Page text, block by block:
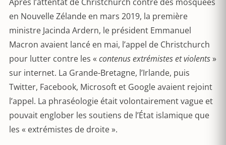
en Nouvelle Zélande en mars 2019, la première
ministre Jacinda Ardern, le président Emmanuel
Macron avaient lancé en mai, l’appel de Christchurch
pour lutter contre les « contenus extrémistes et violents»
sur internet. La Grande-Bretagne, l’Irlande, puis
Twitter, Facebook, Microsoft et Google avaient rejoint
l’appel. La phraséologie était volontairement vague et
pouvait englober les soutiens de l’État islamique que
les « extrémistes de droite ».